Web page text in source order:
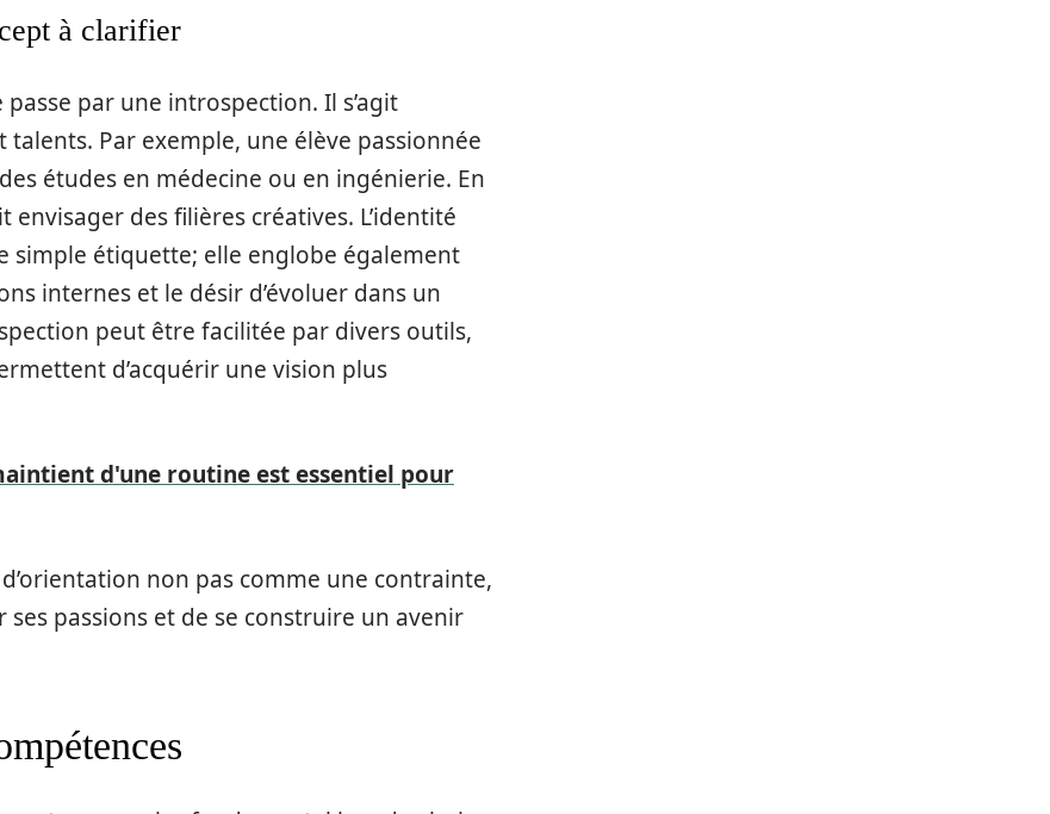
à clarifier
par une introspection. Il s’agit
talents. Par exemple, une élève passionnée
études en médecine ou en ingénierie. En
des filières créatives. L’identité
simple étiquette; elle englobe également
internes et le désir d’évoluer dans un
peut être facilitée par divers outils,
d’acquérir une vision plus
d'une routine est essentiel pour
non pas comme une contrainte,
passions et de se construire un avenir